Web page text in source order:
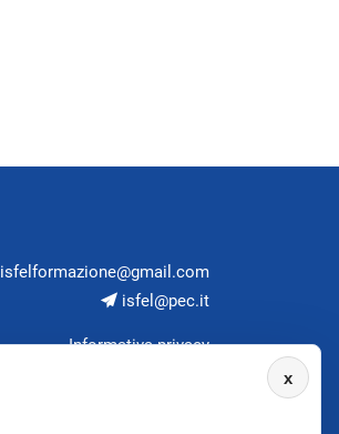
isfelformazione@gmail.com
isfel@pec.it
Informativa privacy
x